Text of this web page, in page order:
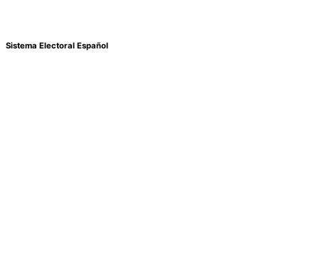
Sistema Electoral Español